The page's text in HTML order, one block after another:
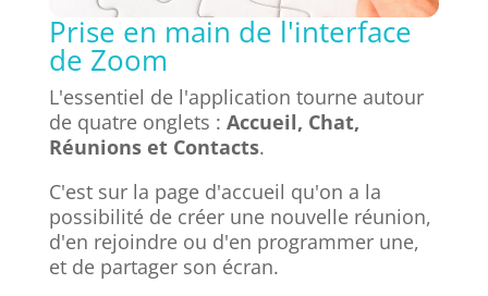
Prise en main de l'interface
de Zoom
L'essentiel de l'application tourne autour
de quatre onglets : Accueil, Chat,
Réunions et Contacts.
C'est sur la page d'accueil qu'on a la
possibilité de créer une nouvelle réunion,
d'en rejoindre ou d'en programmer une,
et de partager son écran.